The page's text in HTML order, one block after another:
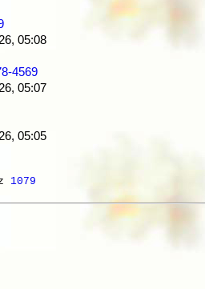
05:08
4569
05:07
05:05
1079